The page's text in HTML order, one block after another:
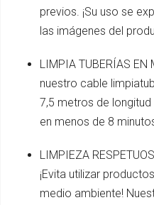
previos. ¡Su uso se
las imágenes del
LIMPIA TUBERÍAS EN
nuestro cable
7,5 metros de
en menos de 8
LIMPIEZA
¡Evita utilizar
medio ambiente!